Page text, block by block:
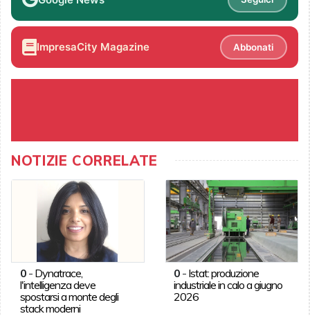
ImpresaCity Magazine Abbonati
NOTIZIE CORRELATE
0- Dynatrace,
l'intelligenza deve
spostarsi a monte degli
stack moderni
0 - Istat: produzione
industriale in calo a giugno
2026